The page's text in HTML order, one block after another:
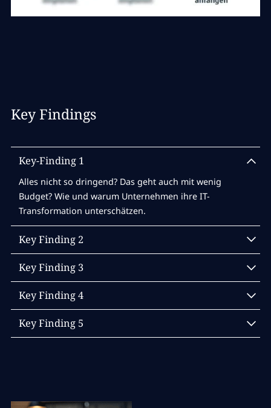
Key Findings
Key-Finding 1
Alles nicht so dringend? Das geht auch mit wenig
Budget? Wie und warum Unternehmen ihre IT-
Transformation unterschätzen.
Key Finding 2
Alles jetzt KI-getrieben? Welche Rolle Künstliche
Intelligenz für IT-Transformationen spielt.
Key Finding 3
Greenfield, Brownfield, Selective Data Transition: Welche
Migrationsmethoden weltweit am besten funktionieren.
Key Finding 4
Kein reines IT-Projekt: Welche Kompetenzen bei keiner
Transformation fehlen dürfen.
Key Finding 5